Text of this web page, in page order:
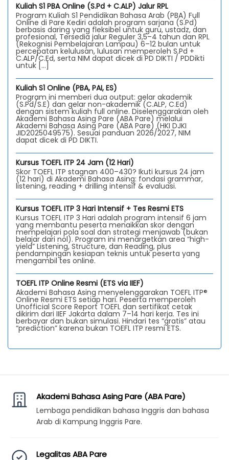
Kuliah S1 PBA Online (S.Pd + C.ALP) Jalur RPL
Program Kuliah S1 Pendidikan Bahasa Arab (PBA) Full
Online di Pare Kediri adalah program sarjana (S.Pd)
berbasis daring yang fleksibel untuk guru, ustadz, dan
profesional, Tersedia jalur Reguler 3,5–4 tahun dan RPL
(Rekognisi Pembelajaran Lampau) 6–12 bulan untuk
percepatan kelulusan, lulusan memperoleh S.Pd +
C.ALP/C.Ed, serta NIM dapat dicek di PD DIKTI / PDDikti
untuk […]
Kuliah S1 Online (PBA, PAI, ES)
Program ini memberi dua output: gelar akademik
(S.Pd/S.E) dan gelar non-akademik (C.ALP, C.Ed)
dengan sistem kuliah full online. Diselenggarakan oleh
Akademi Bahasa Asing Pare (ABA Pare) melalui
Akademi Bahasa Asing Pare (ABA Pare) (HKI DJKI
JID2025049575). Sesuai panduan 2026/2027, NIM
dapat dicek di PD DIKTI.
Kursus TOEFL ITP 24 Jam (12 Hari)
Skor TOEFL ITP stagnan 400–430? Ikuti kursus 24 jam
(12 hari) di Akademi Bahasa Asing: fondasi grammar,
listening, reading + drilling intensif & evaluasi.
Kursus TOEFL ITP 3 Hari Intensif + Tes Resmi ETS
Kursus TOEFL ITP 3 Hari adalah program intensif 6 jam
yang membantu peserta menaikkan skor dengan
mempelajari pola soal dan strategi menjawab (bukan
belajar dari nol). Program ini menargetkan area “high-
yield” Listening, Structure, dan Reading, plus
pendampingan kesiapan teknis untuk peserta yang
mengambil tes online.
TOEFL ITP Online Resmi (ETS via IIEF)
Akademi Bahasa Asing menyelenggarakan TOEFL ITP®
Online Resmi ETS setiap hari. Peserta memperoleh
Unofficial Score Report TOEFL dan sertifikat cetak
dikirim dari IIEF Jakarta dalam 7–14 hari kerja. Tes ini
berbayar dan bukan simulasi. Hindari tes “gratis” atau
“prediction” karena bukan TOEFL ITP resmi ETS.
Akademi Bahasa Asing Pare (ABA Pare)
Lembaga pendidikan bahasa Inggris dan bahasa
Arab di Kampung Inggris Pare.
Legalitas ABA Pare